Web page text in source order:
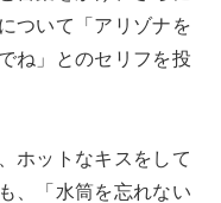
ついて「アリゾナを
ね」とのセリフを投
ホットなキスをして
、「水筒を忘れない